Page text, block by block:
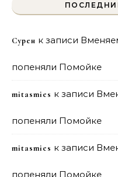
Сурен к записи
попеняли Помойке
mitasmies к записи
попеняли Помойке
mitasmies к записи
попеняли Помойке